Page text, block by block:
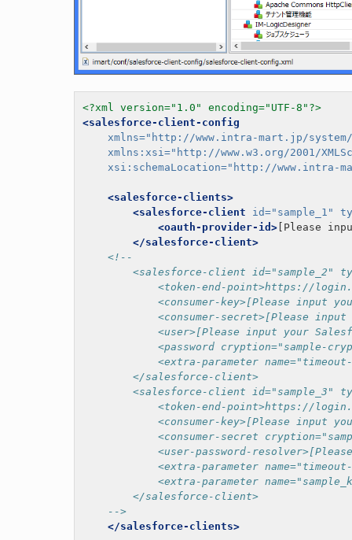
<?xml version="1.0" encoding="UTF-8"?>
<salesforce-client-config
xmlns="http://www.intra-mart.jp/
xmlns:xsi="http://www.w3.org/2001/
xsi:schemaLocation="http://www.intra-
<salesforce-clients>
<salesforce-client
id="sample_1"
<oauth-provider-id>[Please
</salesforce-client>
<!--
<salesforce-client id="sample_2"
<token-end-point>https://
<consumer-key>[Please input
<consumer-secret>[Please
<user>[Please input your
<password cryption="sample-
<extra-parameter
        </salesforce-client>
<salesforce-client id="sample_3"
<token-end-point>https://
<consumer-key>[Please input
<consumer-secret
<user-password-
<extra-parameter
<extra-parameter
        </salesforce-client>
    -->
</salesforce-clients>